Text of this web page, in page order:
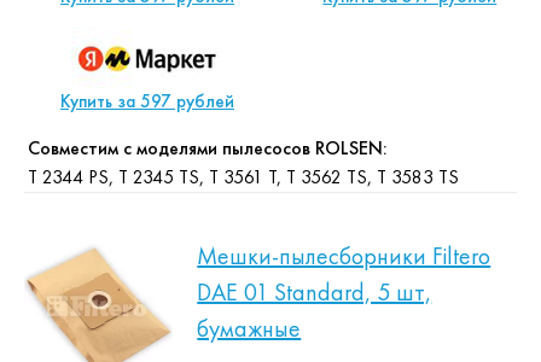
Купить за 597 рублей
Совместим с моделями пылесосов ROLSEN:
T 2344 PS, T 2345 TS, T 3561 T, T 3562 TS, T 3583 TS
Мешки-пылесборники Filtero
DAE 01 Standard, 5 шт,
бумажные